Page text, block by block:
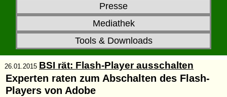
Presse
Mediathek
Tools & Downloads
26.01.2015 BSI rät: Flash-Player ausschalten
Experten raten zum Abschalten des Flash-
Players von Adobe